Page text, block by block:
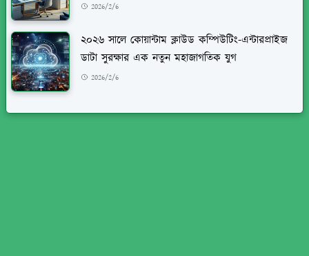
2026/2/6
২০২৬ সালে কোয়ান্টাম ক্লাউড কম্পিউটিং-এন্টারপ্রাইজ
ডাটা সুরক্ষার এক নতুন মহাজাগতিক যুগ
2026/2/6